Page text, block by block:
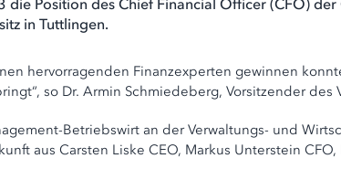
die Position des Chief Financial Officer (CFO)
in Tuttlingen.
hervorragenden Finanzexperten gewinnen
so Dr. Armin Schmiedeberg, Vorsitzender des
Betriebswirt an der Verwaltungs- und
aus Carsten Liske CEO, Markus Unterstein